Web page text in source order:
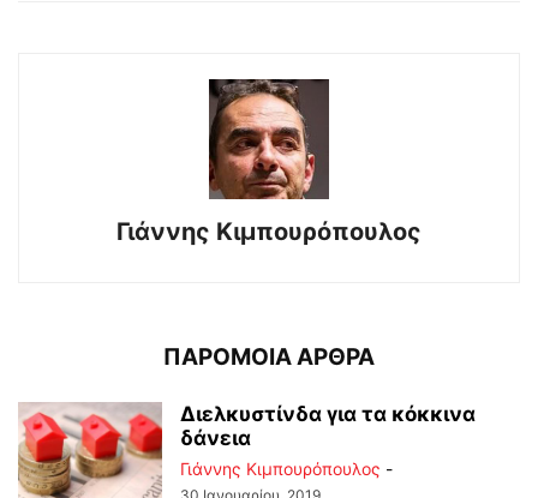
Γιάννης Κιμπουρόπουλος
ΠΑΡΟΜΟΙΑ ΑΡΘΡΑ
Διελκυστίνδα για τα κόκκινα
δάνεια
Γιάννης Κιμπουρόπουλος -